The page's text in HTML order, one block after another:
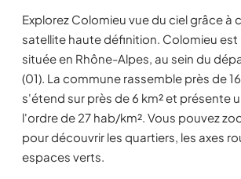
Explorez Colomieu vue du ciel grâce à
satellite haute définition. Colomieu est
située en Rhône-Alpes, au sein du
(01). La commune rassemble près de
s'étend sur près de 6 km² et présente
l'ordre de 27 hab/km². Vous pouvez
pour découvrir les quartiers, les axes
espaces verts.